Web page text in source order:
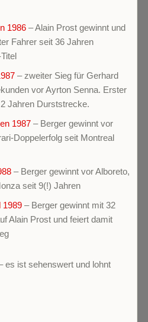
1986 – Alain Prost gewinnt und
Fahrer seit 36 Jahren
– zweiter Sieg für Gerhard
vor Ayrton Senna. Erster
Jahren Durststrecke.
1987 – Berger gewinnt vor
Doppelerfolg seit Montreal
– Berger gewinnt vor Alboreto,
seit 9(!) Jahren
1989 – Berger gewinnt mit 32
Alain Prost und feiert damit
es ist sehenswert und lohnt